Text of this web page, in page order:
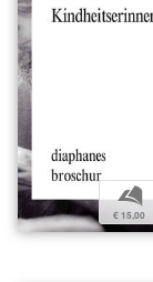
b
€ 15,00